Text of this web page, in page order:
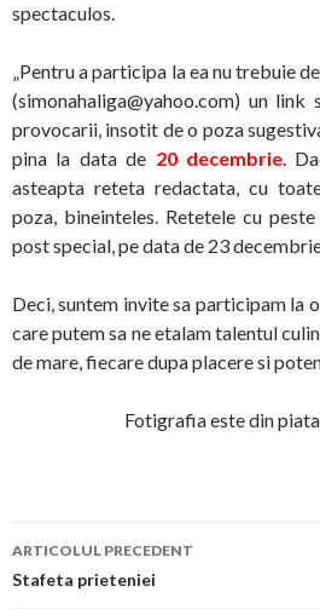
spectaculos.
„Pentru a participa la ea nu trebuie
(simonahaliga@yahoo.com) un link
provocarii, insotit de o poza
pina la data de 20 decembrie.
asteapta reteta redactata, cu
poza, bineinteles. Retetele cu
post special, pe data de 23
Deci, suntem invite sa participam la
care putem sa ne etalam talentul
de mare, fiecare dupa placere si
Fotigrafia este din
Navigare
în
ARTICOLUL PRECEDENT
Stafeta prieteniei